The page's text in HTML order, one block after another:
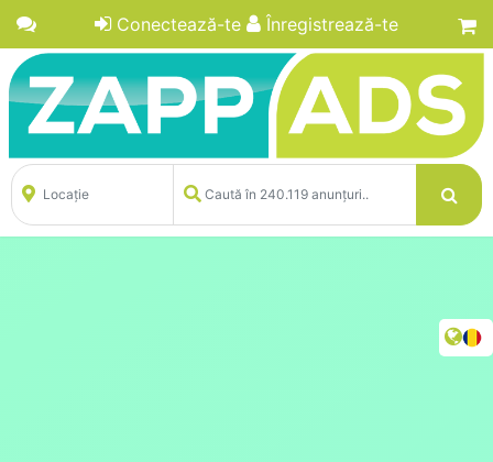
Conectează-te Înregistrează-te